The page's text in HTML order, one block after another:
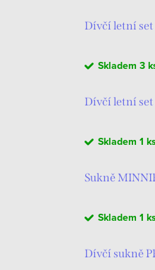
Dívčí letní set
Skladem 3
Dívčí letní
Skladem 1
Sukně
Skladem 1
Dívčí sukně